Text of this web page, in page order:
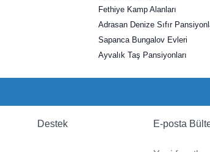
Fethiye Kamp Alanları
Adrasan Denize Sıfır
Sapanca Bungalov Evleri
Ayvalık Taş Pansiyonları
Destek E-posta